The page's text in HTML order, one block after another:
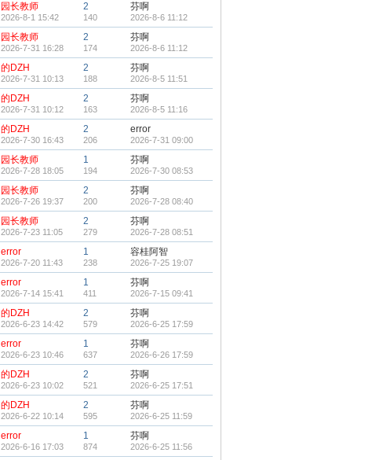
园长教师
2026-8-1 15:42
2
140
芬啊
2026-8-6 11:12
园长教师
2026-7-31 16:28
2
174
芬啊
2026-8-6 11:12
的DZH
2026-7-31 10:13
2
188
芬啊
2026-8-5 11:51
的DZH
2026-7-31 10:12
2
163
芬啊
2026-8-5 11:16
的DZH
2026-7-30 16:43
2
206
error
2026-7-31 09:00
园长教师
2026-7-28 18:05
1
194
芬啊
2026-7-30 08:53
园长教师
2026-7-26 19:37
2
200
芬啊
2026-7-28 08:40
园长教师
2026-7-23 11:05
2
279
芬啊
2026-7-28 08:51
error
2026-7-20 11:43
1
238
容桂阿智
2026-7-25 19:07
error
2026-7-14 15:41
1
411
芬啊
2026-7-15 09:41
的DZH
2026-6-23 14:42
2
579
芬啊
2026-6-25 17:59
error
2026-6-23 10:46
1
637
芬啊
2026-6-26 17:59
的DZH
2026-6-23 10:02
2
521
芬啊
2026-6-25 17:51
的DZH
2026-6-22 10:14
2
595
芬啊
2026-6-25 11:59
error
2026-6-16 17:03
1
874
芬啊
2026-6-25 11:56